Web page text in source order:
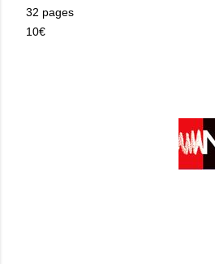
32 pages
10€